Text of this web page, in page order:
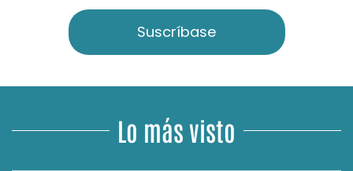
Suscríbase
Lo más visto